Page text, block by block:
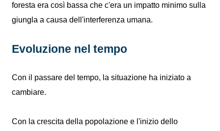
foresta era così bassa che c'era un impatto minimo sulla
giungla a causa dell'interferenza umana.
Evoluzione nel tempo
Con il passare del tempo, la situazione ha iniziato a
cambiare.
Con la crescita della popolazione e l'inizio dello